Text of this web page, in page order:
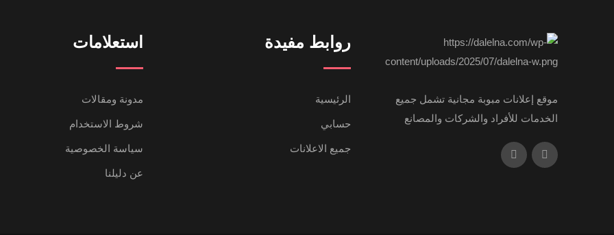
موقع إعلانات مبوبة مجانية تشمل جميع
الخدمات للأفراد والشركات والمصانع
روابط مفيدة
الرئيسية
حسابي
جميع الاعلانات
استعلامات
مدونة ومقالات
شروط الاستخدام
سياسة الخصوصية
عن دليلنا